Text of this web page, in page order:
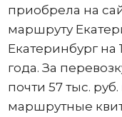
приобрела на
маршруту
Екатеринбург на
года. За
почти 57 тыс.
маршрутные